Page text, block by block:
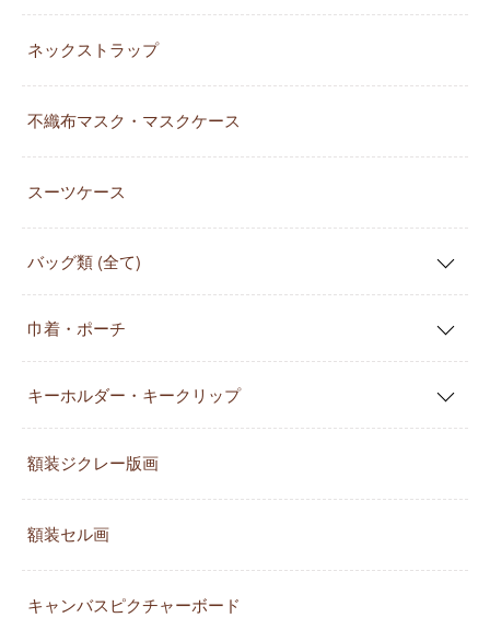
ネックストラップ
不織布マスク・マスクケース
スーツケース
バッグ類 (全て)
巾着・ポーチ
キーホルダー・キークリップ
額装ジクレー版画
額装セル画
キャンバスピクチャーボード